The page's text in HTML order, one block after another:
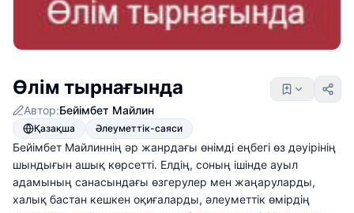
Өлім тырнағында
Автор:Бейімбет Майлин
Қазақша Әлеуметтік-саяси
Бейімбет Майлиннің әр жанрдағы өнімді еңбегі өз дәуірінің
шындығын ашық көрсетті. Елдің, соның ішінде ауыл
адамының санасындағы өзгерулер мен жаңаруларды,
халық бастан кешкен оқиғаларды, әлеуметтік өмірдің